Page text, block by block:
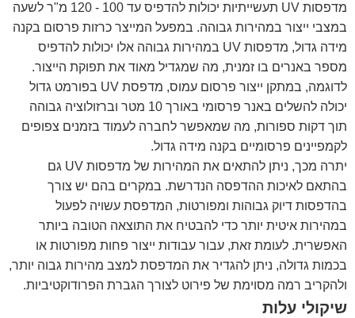
מדפסות UV תעשייתיות יכולות להדפיס עד 100 - 120 מ"ר לשעה
במצבי ייצור במהירות גבוהה. במפעל המייצר כרזות פרסום בקנה
מידה גדול, מדפסות UV במהירות גבוהה אלו יכולות להדפיס
מספר באנרים בו זמנית, מה שמגדיל מאוד את תפוקת הייצור.
לדוגמה, במתקן ייצור פרסום עמוס, מדפסת UV בפורמט גדול
יכולה להשלים באנר פרסומי באורך 10 מטר וברזולוציה גבוהה
תוך דקות ספורות, מה שמאפשר לחברה לעמוד בזמנים צפופים
לקמפיינים פרסומיים בקנה מידה גדול.
יתרה מכך, ניתן להתאים את המהירות של מדפסות UV גם
בהתאם לאיכות ההדפסה הנדרשת. במקרים בהם יש צורך
בהדפסות דיוק גבוהות ומפורטות, המדפסת עשויה לפעול
במהירות איטית יותר כדי להבטיח את התוצאה הטובה ביותר
האפשרית. לעומת זאת, עבור עבודות ייצור פחות מפורטות או
בכמות גדולה, ניתן להגדיר את המדפסת למצב מהירות גבוה יותר,
ולהקריב רמה מסוימת של פירוט לצורך הגברת הפרודוקטיביות.
שיקולי עלות